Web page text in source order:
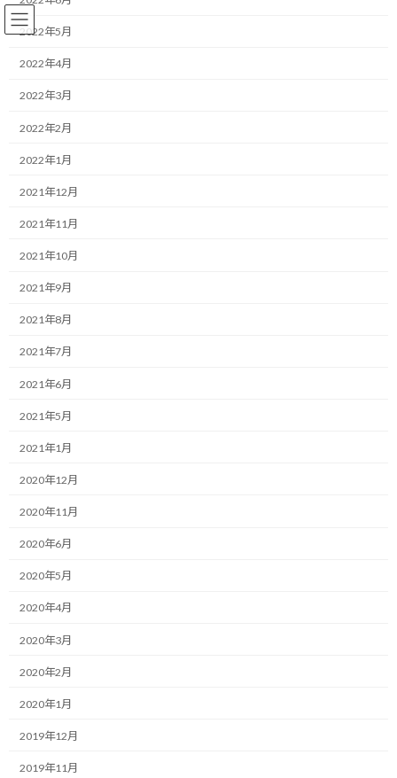
コ
ン
ナ
ビ
年越し10０マイル惨敗… 来年の完走のために何ができるか？
完走のために何ができるか？
こんにちは！
ランニング・モチベーターのしゅんじです。
は惨敗も惨敗、往路完走すらできずに終える過去最短記録更新の
リタイヤをしてしまいました。
2022年5月
2022年4月
2022年3月
2022年2月
2022年1月
2021年12月
2021年11月
2021年10月
2021年9月
2021年8月
2021年7月
2021年6月
2021年5月
2021年1月
2020年12月
2020年11月
2020年6月
2020年5月
2020年4月
2020年3月
2020年2月
2020年1月
2019年12月
2019年11月